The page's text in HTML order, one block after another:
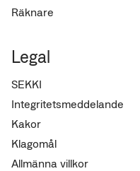
Räknare
Legal
SEKKI
Integritetsmeddelande
Kakor
Klagomål
Allmänna villkor